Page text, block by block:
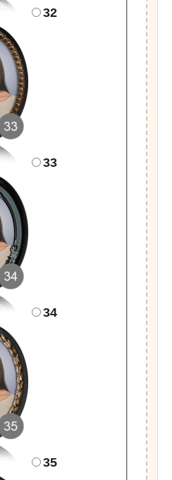
32
33
34
35